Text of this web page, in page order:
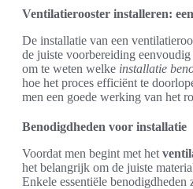
Ventilatierooster installeren:
De installatie van een
de juiste voorbereiding
om te weten welke installatie
hoe het proces efficiënt te
men een goede werking van het
Benodigdheden voor installatie
Voordat men begint met het
het belangrijk om de juiste
Enkele essentiële benodigdheden